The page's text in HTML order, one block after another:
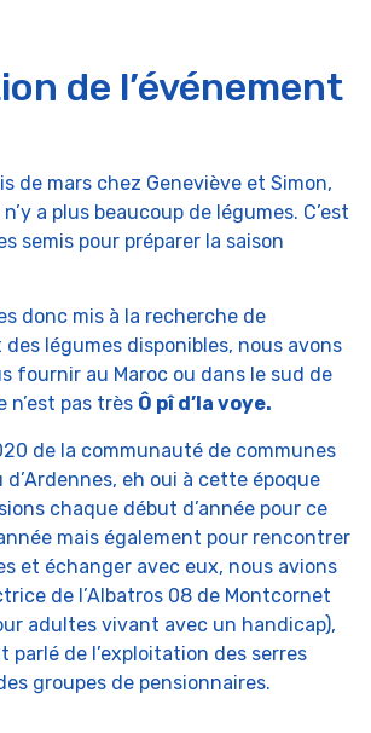
de l’événement
de mars chez Geneviève et Simon,
a plus beaucoup de légumes. C’est
semis pour préparer la saison
donc mis à la recherche de
légumes disponibles, nous avons
fournir au Maroc ou dans le sud de
n’est pas très Ô pî d’la voye.
de la communauté de communes
d’Ardennes, eh oui à cette époque
chaque début d’année pour ce
mais également pour rencontrer
et échanger avec eux, nous avions
de l’Albatros 08 de Montcornet
adultes vivant avec un handicap),
parlé de l’exploitation des serres
groupes de pensionnaires.